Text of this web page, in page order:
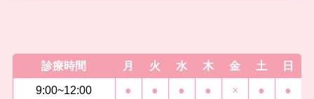
診療時間 月 火 水 木 金 土 日
9:00~12:00 ● ● ● ● × ● ●